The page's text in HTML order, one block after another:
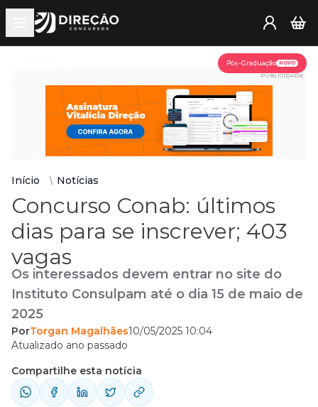
Open main menu
Pós-Graduação NOVO
PUBLICIDADE
Início Notícias
Concurso Conab: últimos
dias para se inscrever; 403
vagas
Os interessados devem entrar no site do
Instituto Consulpam até o dia 15 de maio de
2025
PorTorgan Magalhães10/05/2025 10:04
Atualizado ano passado
Compartilhe esta notícia